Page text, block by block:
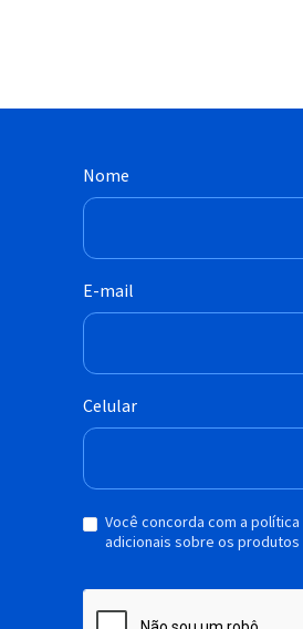
Nome
E-mail
Celular
Você concorda com a
adicionais sobre os produtos